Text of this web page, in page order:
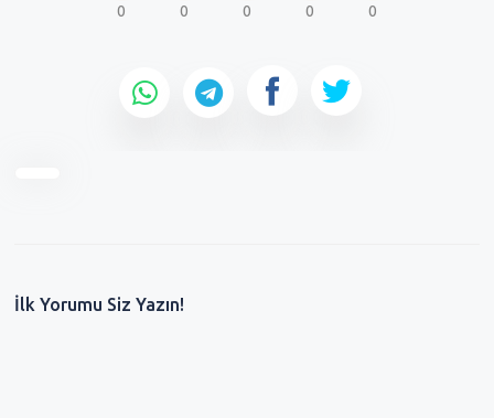
0 0 0 0 0
İlk Yorumu Siz Yazın!